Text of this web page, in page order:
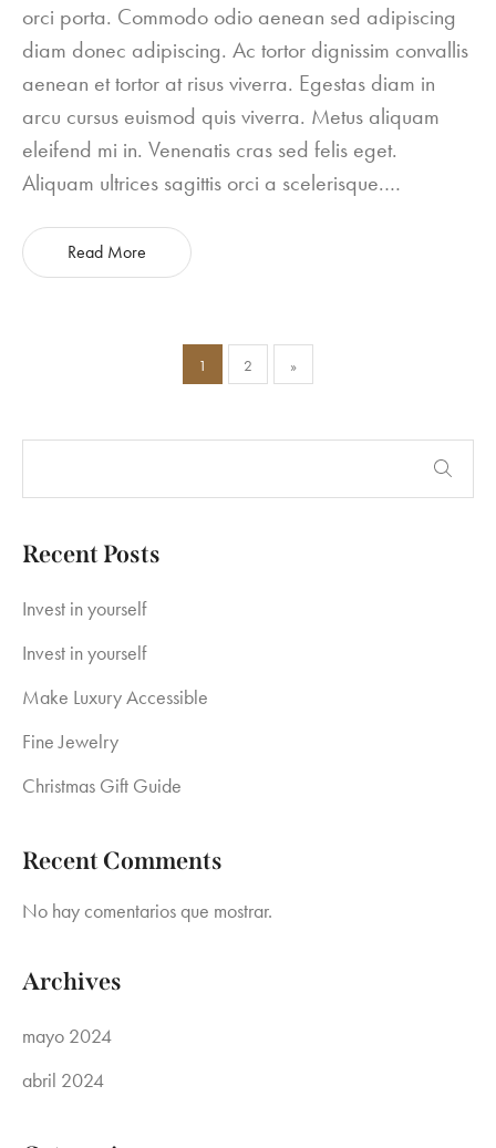
Recent Posts
Invest in yourself
Invest in yourself
Make Luxury Accessible
Fine Jewelry
Christmas Gift Guide
Recent Comments
No hay comentarios que mostrar.
Archives
mayo 2024
abril 2024
orci porta. Commodo odio aenean sed adipiscing
diam donec adipiscing. Ac tortor dignissim convallis
aenean et tortor at risus viverra. Egestas diam in
arcu cursus euismod quis viverra. Metus aliquam
eleifend mi in. Venenatis cras sed felis eget.
Aliquam ultrices sagittis orci a scelerisque.…
Read More
1 2 »